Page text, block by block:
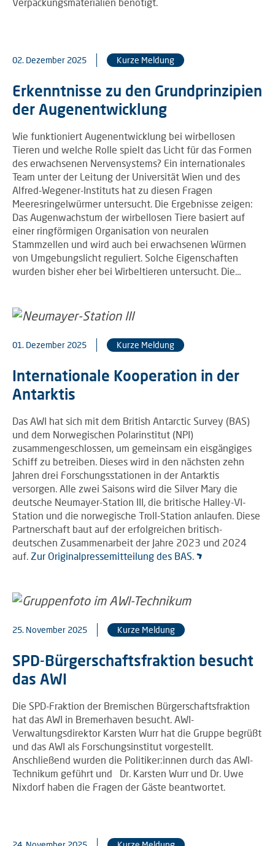
02. Dezember 2025 Kurze Meldung
Erkenntnisse zu den Grundprinzipien
der Augenentwicklung
Wie funktioniert Augenentwicklung bei wirbellosen
Tieren und welche Rolle spielt das Licht für das Formen
des erwachsenen Nervensystems? Ein internationales
Team unter der Leitung der Universität Wien und des
Alfred-Wegener-Instituts hat zu diesen Fragen
Meeresringelwürmer untersucht. Die Ergebnisse zeigen:
Das Augenwachstum der wirbellosen Tiere basiert auf
einer ringförmigen Organisation von neuralen
Stammzellen und wird auch bei erwachsenen Würmen
von Umgebungslicht reguliert. Solche Eigenschaften
wurden bisher eher bei Wirbeltieren untersucht. Die…
01. Dezember 2025 Kurze Meldung
Internationale Kooperation in der
Antarktis
Das AWI hat sich mit dem British Antarctic Survey (BAS)
und dem Norwegischen Polarinstitut (NPI)
zusammengeschlossen, um gemeinsam ein eisgängiges
Schiff zu betreiben. Dieses wird in den nächsten zehn
Jahren drei Forschungsstationen in der Antarktis
versorgen. Alle zwei Saisons wird die Silver Mary die
deutsche Neumayer-Station III, die britische Halley-VI-
Station und die norwegische Troll-Station anlaufen. Diese
Partnerschaft baut auf der erfolgreichen britisch-
deutschen Zusammenarbeit der Jahre 2023 und 2024
auf. Zur Originalpressemitteilung des BAS.
25. November 2025 Kurze Meldung
SPD-Bürgerschaftsfraktion besucht
das AWI
Die SPD-Fraktion der Bremischen Bürgerschaftsfraktion
hat das AWI in Bremerhaven besucht. AWI-
Verwaltungsdirektor Karsten Wurr hat die Gruppe begrüßt
und das AWI als Forschungsinstitut vorgestellt.
Anschließend wurden die Politiker:innen durch das AWI-
Technikum geführt und Dr. Karsten Wurr und Dr. Uwe
Nixdorf haben die Fragen der Gäste beantwortet.